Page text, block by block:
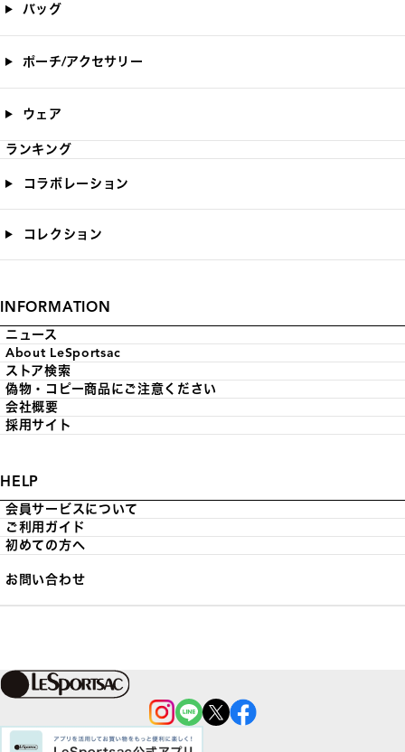
バッグ
ポーチ/アクセサリー
ウェア
ランキング
コラボレーション
コレクション
INFORMATION
ニュース
About LeSportsac
ストア検索
偽物・コピー商品にご注意ください
会社概要
採用サイト
HELP
会員サービスについて
ご利用ガイド
初めての方へ
お問い合わせ